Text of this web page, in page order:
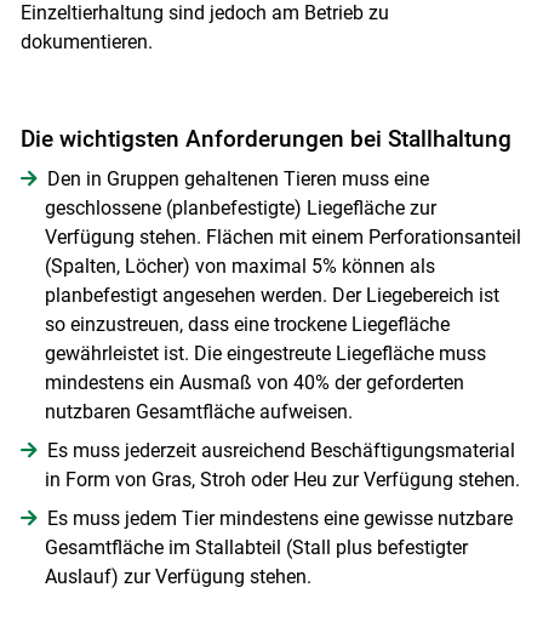
Einzeltierhaltung sind jedoch am Betrieb zu
dokumentieren.
Die wichtigsten Anforderungen bei Stallhaltung
Den in Gruppen gehaltenen Tieren muss eine
geschlossene (planbefestigte) Liegefläche zur
Verfügung stehen. Flächen mit einem Perforationsanteil
(Spalten, Löcher) von maximal 5% können als
planbefestigt angesehen werden. Der Liegebereich ist
so einzustreuen, dass eine trockene Liegefläche
gewährleistet ist. Die eingestreute Liegefläche muss
mindestens ein Ausmaß von 40% der geforderten
nutzbaren Gesamtfläche aufweisen.
Es muss jederzeit ausreichend Beschäftigungsmaterial
in Form von Gras, Stroh oder Heu zur Verfügung stehen.
Es muss jedem Tier mindestens eine gewisse nutzbare
Gesamtfläche im Stallabteil (Stall plus befestigter
Auslauf) zur Verfügung stehen.